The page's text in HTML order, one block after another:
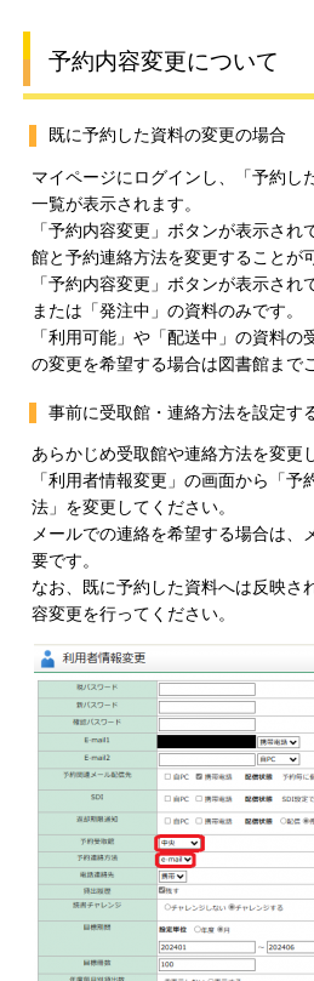
予約内容変更について
既に予約した資料の変更の場合
マイページにログインし、「予約し
一覧が表示されます。
「予約内容変更」ボタンが表示され
館と予約連絡方法を変更することが
「予約内容変更」ボタンが表示され
または「発注中」の資料のみです。
「利用可能」や「配送中」の資料
の変更を希望する場合は図書館まで
事前に受取館・連絡方法を設定す
あらかじめ受取館や連絡方法を変更
「利用者情報変更」の画面から「
法」を変更してください。
メールでの連絡を希望する場合は、
要です。
なお、既に予約した資料へは反映さ
容変更を行ってください。